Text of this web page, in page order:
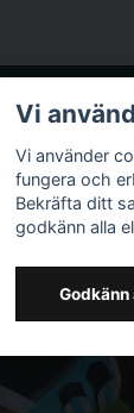
Vi
Vi använder
fungera och
Bekräfta ditt
godkänn alla
Godkänn